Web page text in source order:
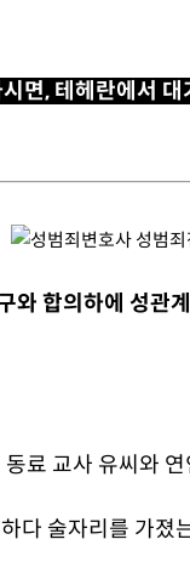
면, 테헤란에서
와 합의하에 성관
료 교사 유씨와
다 술자리를 가졌